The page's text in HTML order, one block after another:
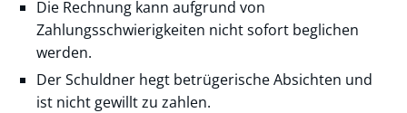
Die Rechnung kann aufgrund von
Zahlungsschwierigkeiten nicht sofort beglichen
werden.
Der Schuldner hegt betrügerische Absichten und
ist nicht gewillt zu zahlen.